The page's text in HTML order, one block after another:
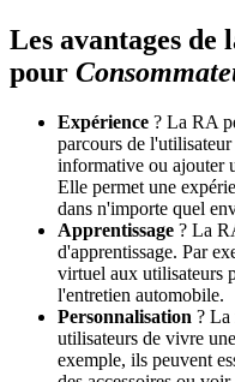
Les avantages de
pour
Expérience ? La RA
parcours de
informative ou ajouter
Elle permet une
dans n'importe quel
Apprentissage ? La
d'apprentissage. Par
virtuel aux utilisateurs
l'entretien automobile.
Personnalisation ? La
utilisateurs de vivre
exemple, ils peuvent